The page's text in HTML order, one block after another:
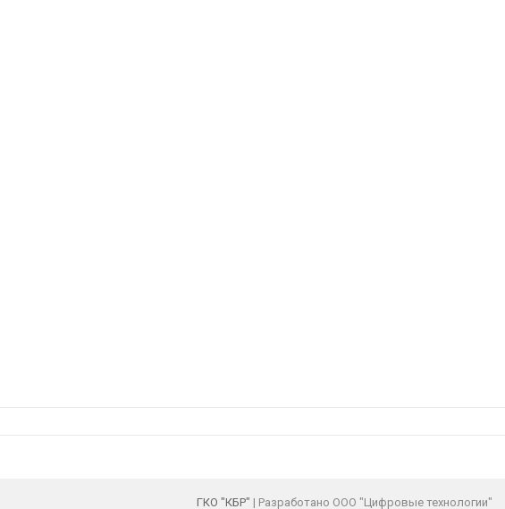
ГКО "КБР" | Разработано ООО "Цифровые технологии"